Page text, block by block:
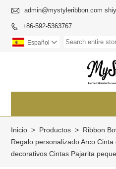
 admin@mystyleribbon.com
 +86-592-5363767
Español 
Inicio > Productos > Ribbon
Regalo personalizado Arco
decorativos Cintas Pajarita